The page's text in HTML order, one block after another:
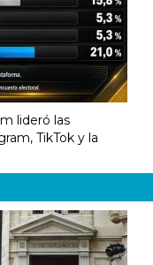
lideró las
TikTok y la